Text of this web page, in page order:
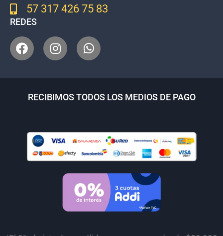
57 317 426 75 83
REDES
RECIBIMOS TODOS LOS MEDIOS DE PAGO